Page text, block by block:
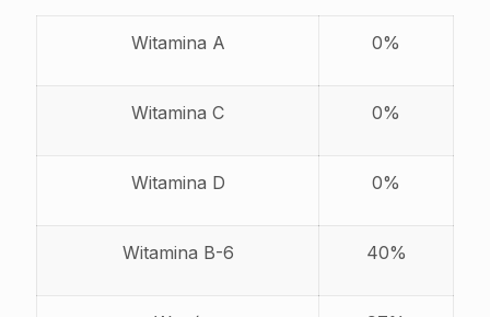
Witamina A 0%
Witamina C 0%
Witamina D 0%
Witamina B-6 40%